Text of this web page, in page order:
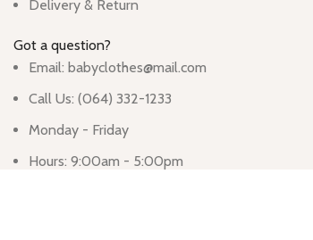
Delivery & Return
Got a question?
Email: babyclothes@mail.com
Call Us: (064) 332-1233
Monday - Friday
Hours: 9:00am - 5:00pm